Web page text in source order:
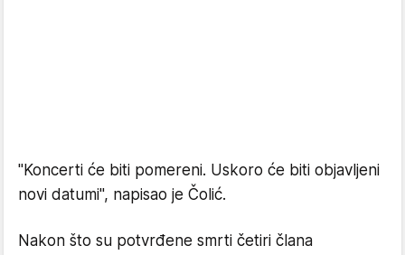
"Koncerti će biti pomereni. Uskoro će biti objavljeni
novi datumi", napisao je Čolić.
Nakon što su potvrđene smrti četiri člana